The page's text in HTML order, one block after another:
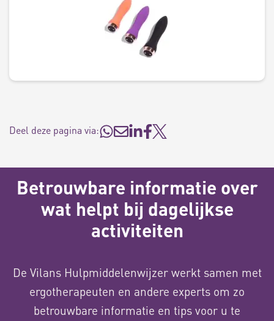
Deel deze pagina via:
Betrouwbare informatie over
wat helpt bij dagelijkse
activiteiten
De Vilans Hulpmiddelenwijzer werkt samen met
ergotherapeuten en andere experts om zo
betrouwbare informatie en tips voor u te